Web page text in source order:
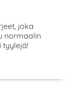
joka
normaalin
tyylejä!